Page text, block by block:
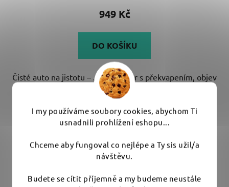
I my používáme soubory cookies, abychom Ti
usnadnili prohlížení eshopu...
Chceme aby fungoval co nejlépe a Ty sis užil/a
návštěvu.
Budete se cítit příjemně a my budeme neustále
produktu
5,0
z
5
hvězdiček.
949 Kč
DO KOŠÍKU
Čisté auto na jistotu – Jirkův výběr s překvapením, objev
zajímavou kosmetiku naslepo....